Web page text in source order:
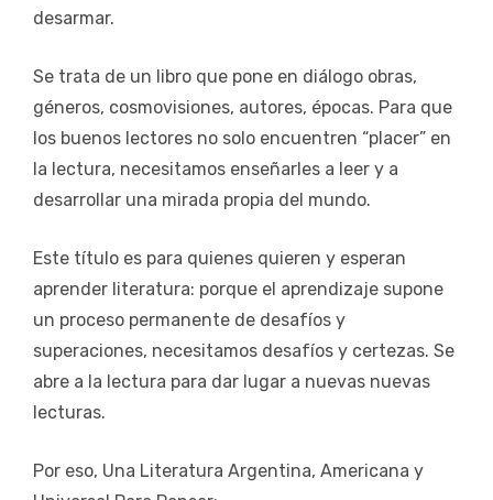
desarmar.
Se trata de un libro que pone en diálogo obras,
géneros, cosmovisiones, autores, épocas. Para que
los buenos lectores no solo encuentren “placer” en
la lectura, necesitamos enseñarles a leer y a
desarrollar una mirada propia del mundo.
Este título es para quienes quieren y esperan
aprender literatura: porque el aprendizaje supone
un proceso permanente de desafíos y
superaciones, necesitamos desafíos y certezas. Se
abre a la lectura para dar lugar a nuevas nuevas
lecturas.
Por eso, Una Literatura Argentina, Americana y